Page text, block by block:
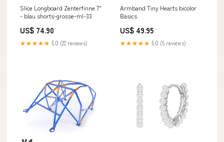
Slice Longboard Zenterfinne 7"
- blau shorts-grosse-ml-33
US$ 74.90
★★★★★ 5.0 (22 reviews)
Armband Tiny Hearts bicolor
Basics
US$ 49.95
★★★★★ 5.0 (5 reviews)